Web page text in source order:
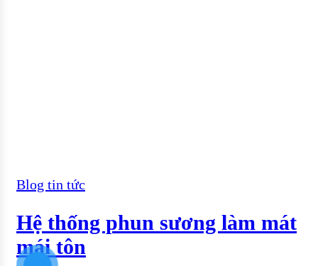
Blog tin tức
Hệ thống phun sương làm mát
mái tôn